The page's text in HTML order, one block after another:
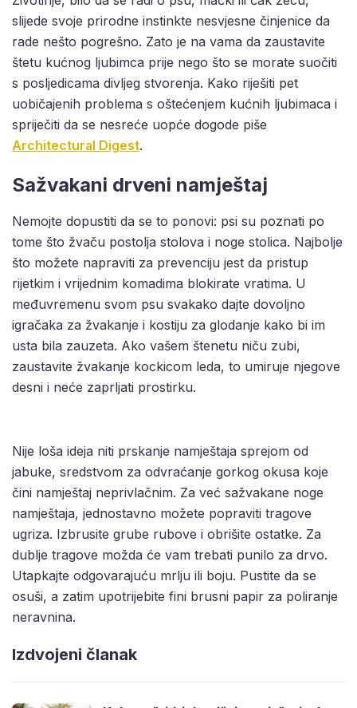
slijede svoje prirodne instinkte nesvjesne činjenice da
rade nešto pogrešno. Zato je na vama da zaustavite
štetu kućnog ljubimca prije nego što se morate suočiti
s posljedicama divljeg stvorenja. Kako riješiti pet
uobičajenih problema s oštećenjem kućnih ljubimaca i
spriječiti da se nesreće uopće dogode piše
Architectural Digest.
Sažvakani drveni namještaj
Nemojte dopustiti da se to ponovi: psi su poznati po
tome što žvaču postolja stolova i noge stolica. Najbolje
što možete napraviti za prevenciju jest da pristup
rijetkim i vrijednim komadima blokirate vratima. U
međuvremenu svom psu svakako dajte dovoljno
igračaka za žvakanje i kostiju za glodanje kako bi im
usta bila zauzeta. Ako vašem štenetu niču zubi,
zaustavite žvakanje kockicom leda, to umiruje njegove
desni i neće zaprljati prostirku.
Nije loša ideja niti prskanje namještaja sprejom od
jabuke, sredstvom za odvraćanje gorkog okusa koje
čini namještaj neprivlačnim. Za već sažvakane noge
namještaja, jednostavno možete popraviti tragove
ugriza. Izbrusite grube rubove i obrišite ostatke. Za
dublje tragove možda će vam trebati punilo za drvo.
Utapkajte odgovarajuću mrlju ili boju. Pustite da se
osuši, a zatim upotrijebite fini brusni papir za poliranje
neravnina.
Izdvojeni članak